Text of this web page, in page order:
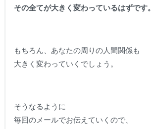
その全てが大きく変わっているはずです。
もちろん、あなたの周りの人間関係も
大きく変わっていくでしょう。
そうなるように
毎回のメールでお伝えていくので、